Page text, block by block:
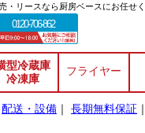
・リースなら厨房ベースにお任せく
0120-706-862
型冷蔵庫
冷凍庫
フライヤー
配送・設備 ｜ 長期無料保証 ｜